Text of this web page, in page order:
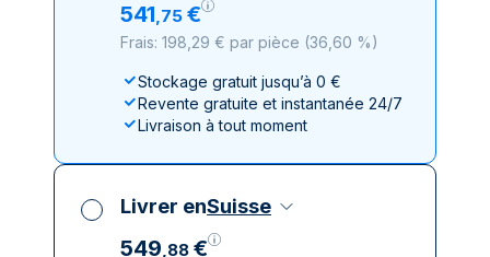
541,75 €
Frais: 198,29 € par pièce (36,60 %)
Stockage gratuit jusqu’à 0 €
Revente gratuite et instantanée 24/7
Livraison à tout moment
Livrer enSuisse
549,88 €